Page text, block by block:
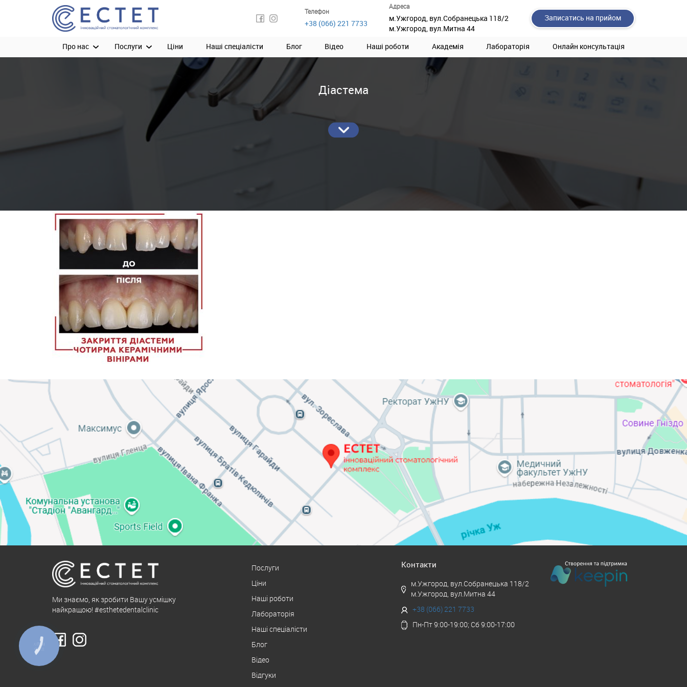
Телефон
+38 (066) 221 7733
Адреса
м.Ужгород, вул.Собранецька 118/2
м.Ужгород, вул.Митна 44
Записатись на прийом
Про нас Послуги Ціни Наші спеціалісти Блог Відео Наші роботи Академія Лабораторія Онлайн консультація
Діастема
Ми знаємо, як зробити Вашу усмішку
найкращою! #esthetedentalclinic
Послуги
Ціни
Наші роботи
Лабораторія
Наші спеціалісти
Блог
Відео
Відгуки
Контакти
м.Ужгород, вул.Собранецька 118/2
м.Ужгород, вул.Митна 44
+38 (066) 221 7733
Пн-Пт 9:00-19:00; Сб 9:00-17:00
КНОПКА
ЗВ'ЯЗКУ